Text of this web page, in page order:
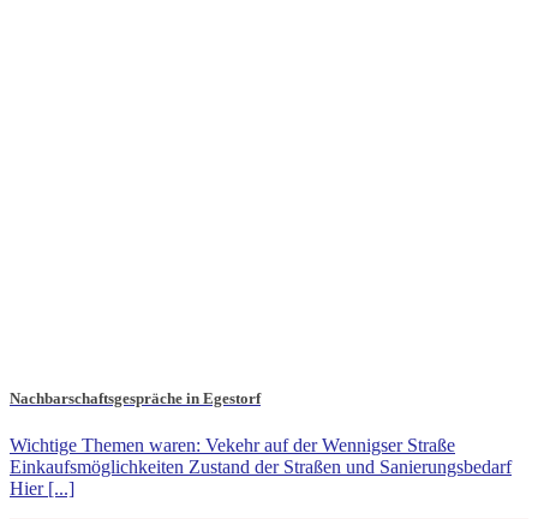
Nachbarschaftsgespräche in Egestorf
Wichtige Themen waren: Vekehr auf der Wennigser Straße
Einkaufsmöglichkeiten Zustand der Straßen und Sanierungsbedarf
Hier [...]